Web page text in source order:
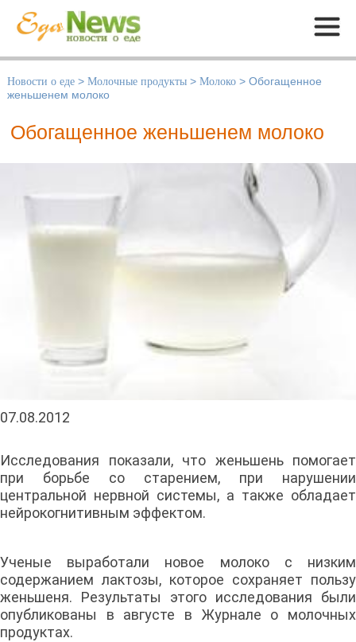
Меню
Новости о еде > Молочные продукты > Молоко > Обогащенное
женьшенем молоко
Обогащенное женьшенем молоко
07.08.2012
Исследования показали, что женьшень помогает
при борьбе со старением, при нарушении
центральной нервной системы, а также обладает
нейрокогнитивным эффектом.
Ученые выработали новое молоко с низким
содержанием лактозы, которое сохраняет пользу
женьшеня. Результаты этого исследования были
опубликованы в августе в Журнале о молочных
продуктах.